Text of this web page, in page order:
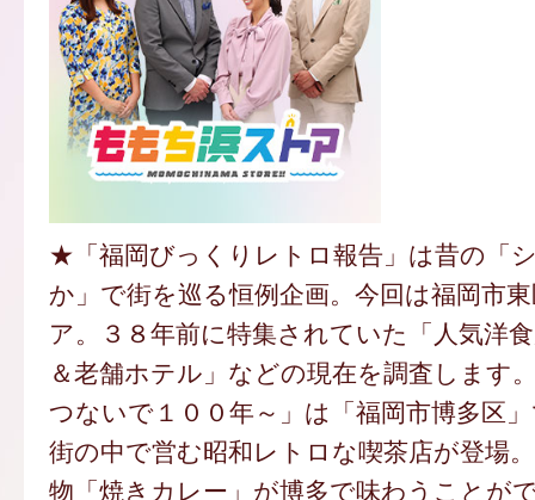
★「福岡びっくりレトロ報告」は昔の「
か」で街を巡る恒例企画。今回は福岡市
ア。３８年前に特集されていた「人気洋
＆老舗ホテル」などの現在を調査します
つないで１００年～」は「福岡市博多区
街の中で営む昭和レトロな喫茶店が登場
物「焼きカレー」が博多で味わうことが